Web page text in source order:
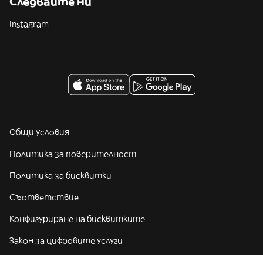
Instagram
Общи условия
Политика за поверителност
Политика за бисквитки
Съответствие
Конфигуриране на бисквитките
Закон за цифровите услуги